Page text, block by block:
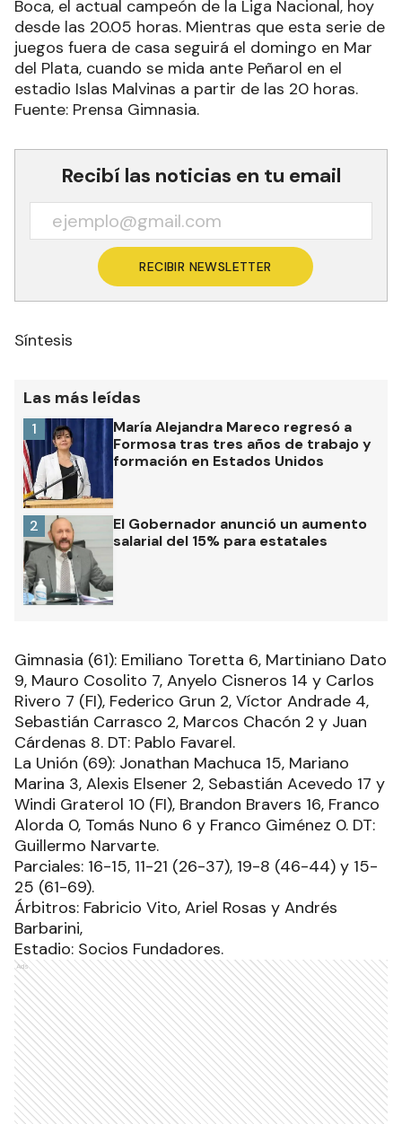
Boca, el actual campeón de la Liga Nacional, hoy
desde las 20.05 horas. Mientras que esta serie de
juegos fuera de casa seguirá el domingo en Mar
del Plata, cuando se mida ante Peñarol en el
estadio Islas Malvinas a partir de las 20 horas.
Fuente: Prensa Gimnasia.
Recibí las noticias en tu email
RECIBIR NEWSLETTER
Síntesis
Las más leídas
María Alejandra Mareco regresó a
Formosa tras tres años de trabajo y
formación en Estados Unidos
1
El Gobernador anunció un aumento
salarial del 15% para estatales
2
Gimnasia (61): Emiliano Toretta 6, Martiniano Dato
9, Mauro Cosolito 7, Anyelo Cisneros 14 y Carlos
Rivero 7 (FI), Federico Grun 2, Víctor Andrade 4,
Sebastián Carrasco 2, Marcos Chacón 2 y Juan
Cárdenas 8. DT: Pablo Favarel.
La Unión (69): Jonathan Machuca 15, Mariano
Marina 3, Alexis Elsener 2, Sebastián Acevedo 17 y
Windi Graterol 10 (FI), Brandon Bravers 16, Franco
Alorda 0, Tomás Nuno 6 y Franco Giménez 0. DT:
Guillermo Narvarte.
Parciales: 16-15, 11-21 (26-37), 19-8 (46-44) y 15-
25 (61-69).
Árbitros: Fabricio Vito, Ariel Rosas y Andrés
Barbarini,
Estadio: Socios Fundadores.
Ads